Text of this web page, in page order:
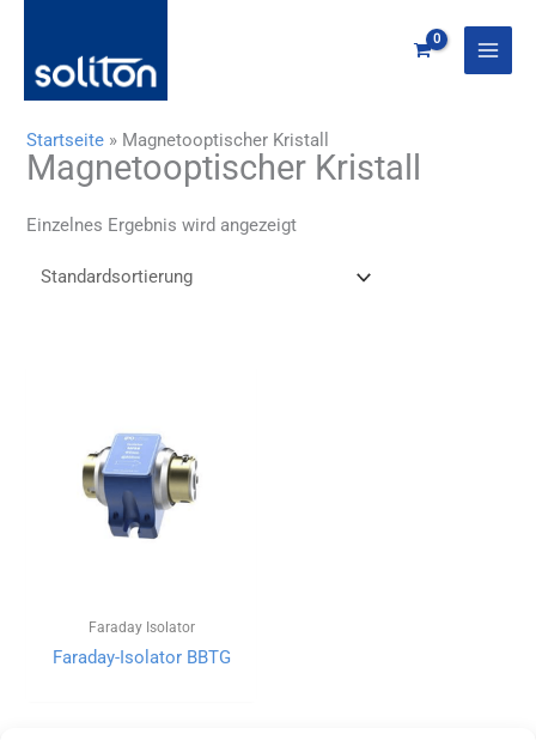
springen
Startseite » Magnetooptischer Kristall
Magnetooptischer Kristall
Einzelnes Ergebnis wird angezeigt
Faraday Isolator
Faraday-Isolator BBTG